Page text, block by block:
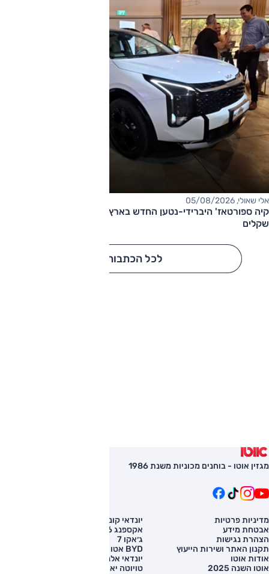
אלי שאולי, 05/08/2026
שקלים
לכל הכתבות
מגזין אוטו - בוחנים מכוניות משנת 1986
מדיניות פרטיות
אבטחת מידע
הצהרת נגישות
תקנון האתר ושירות הייעוץ
אודות אוטו
אוטו השנה 2025
יונדאי קונה
אקספנג G6
ג׳אקו 7
BYD אטו 3
יונדאי אלנטרה
טויוטה יאריס קרוס